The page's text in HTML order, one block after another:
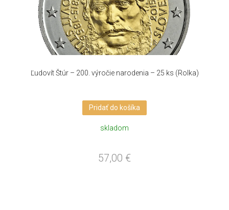
Ľudovít Štúr – 200. výročie narodenia – 25 ks (Rolka)
Pridať do košíka
skladom
57,00 €